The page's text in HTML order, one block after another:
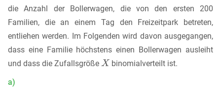
die Anzahl der Bollerwagen, die von den ersten 200
Familien, die an einem Tag den Freizeitpark betreten,
entliehen werden. Im Folgenden wird davon ausgegangen,
dass eine Familie höchstens einen Bollerwagen ausleiht
und dass die Zufallsgröße
binomialverteilt ist.
a)